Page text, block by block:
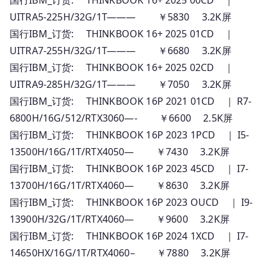
UITRA5-225H/32G/1T——— ￥5830 3.2K屏
国行IBM_订货: THINKBOOK 16+ 2025 01CD ｜
UITRA7-255H/32G/1T——— ￥6680 3.2K屏
国行IBM_订货: THINKBOOK 16+ 2025 02CD ｜
UITRA9-285H/32G/1T——— ￥7050 3.2K屏
国行IBM_订货: THINKBOOK 16P 2021 01CD ｜ R7-
6800H/16G/512/RTX3060—- ￥6600 2.5K屏
国行IBM_订货: THINKBOOK 16P 2023 1PCD ｜ I5-
13500H/16G/1T/RTX4050— ￥7430 3.2K屏
国行IBM_订货: THINKBOOK 16P 2023 45CD ｜ I7-
13700H/16G/1T/RTX4060— ￥8630 3.2K屏
国行IBM_订货: THINKBOOK 16P 2023 OUCD ｜ I9-
13900H/32G/1T/RTX4060— ￥9600 3.2K屏
国行IBM_订货: THINKBOOK 16P 2024 1XCD ｜ I7-
14650HX/16G/1T/RTX4060– ￥7880 3.2K屏